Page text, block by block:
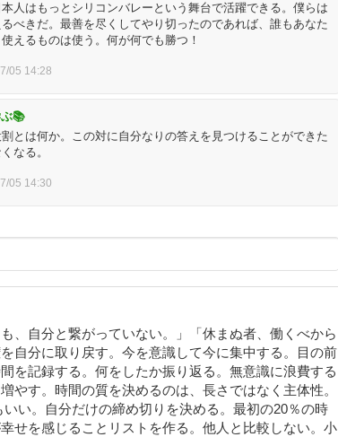
人はもっとシリコンバレーという舞台で活躍できる。僕らは
べきだ。最善を尽くしてやり切ったのであれば、誰もあなた
えるものは使う。何が何でも勝つ！
05 14:28
📚
とは何か。この対に自分なりの答えを見つけることができた
なる。
05 14:30
、自分と繋がっていない。」「休まぬ者、働くべから
自分に取り戻す。今を意識して今に集中する。目の前
を記録する。何をしたか振り返る。無意識に浪費する
やす。時間の質を決めるのは、長さではなく主体性。
い。自分だけの締め切りを決める。最初の20％の時
せを感じることリストを作る。他人と比較しない。小